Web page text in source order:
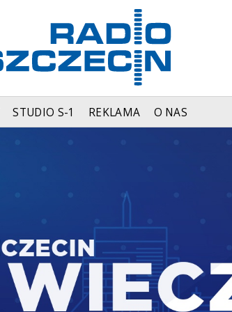
STUDIO S-1 REKLAMA O NAS